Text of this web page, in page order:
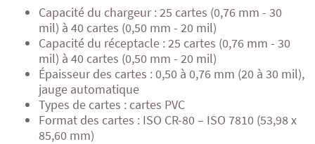
Capacité du chargeur : 25 cartes (0,76 mm - 30
mil) à 40 cartes (0,50 mm - 20 mil)
Capacité du réceptacle : 25 cartes (0,76 mm - 30
mil) à 40 cartes (0,50 mm - 20 mil)
Épaisseur des cartes : 0,50 à 0,76 mm (20 à 30 mil),
jauge automatique
Types de cartes : cartes PVC
Format des cartes : ISO CR-80 – ISO 7810 (53,98 x
85,60 mm)